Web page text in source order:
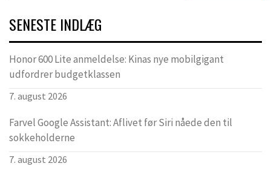
SENESTE INDLÆG
Honor 600 Lite anmeldelse: Kinas nye mobilgigant
udfordrer budgetklassen
7. august 2026
Farvel Google Assistant: Aflivet før Siri nåede den til
sokkeholderne
7. august 2026